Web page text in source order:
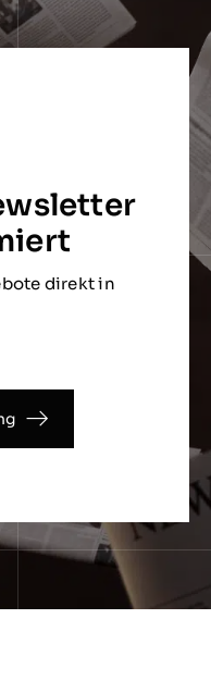
direkt in